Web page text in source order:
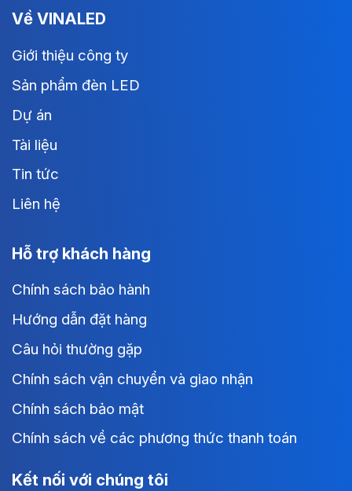
Về VINALED
Giới thiệu công ty
Sản phẩm đèn LED
Dự án
Tài liệu
Tin tức
Liên hệ
Hỗ trợ khách hàng
Chính sách bảo hành
Hướng dẫn đặt hàng
Câu hỏi thường gặp
Chính sách vận chuyển và giao nhận
Chính sách bảo mật
Chính sách về các phương thức thanh toán
Kết nối với chúng tôi